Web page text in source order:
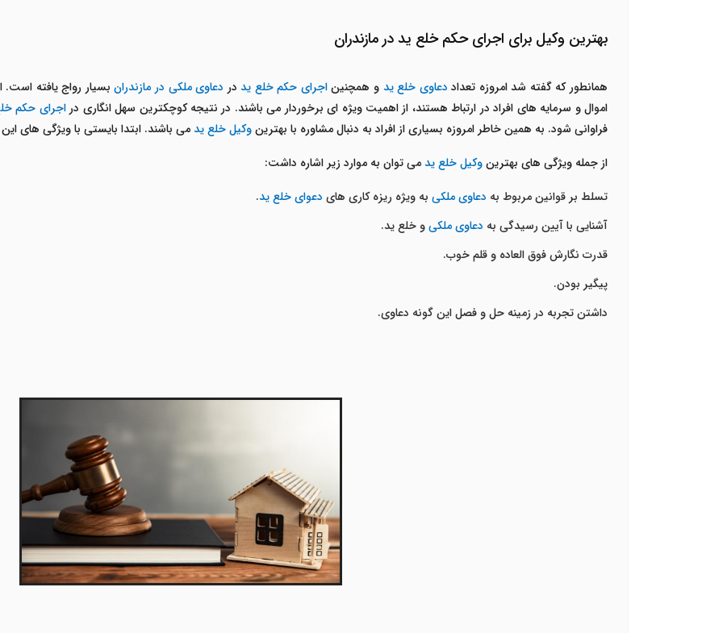
بهترین وکیل برای اجرای حکم خلع ید در مازندران
همانطور که گفته شد امروزه تعداد دعاوی خلع ید و همچنیناجرای حکم خلع یددر دعاوی ملکی در مازندرانبسیار رواج یافته است.
اموال و سرمایه های افراد در ارتباط هستند، از اهمیت ویژه ای برخوردار می باشند. در نتیجه کوچکترین سهل انگاری دراجرای حکم
فراوانی شود. به همین خاطر امروزه بسیاری از افراد به دنبال مشاوره با بهترینوکیل خلع یدمی باشند. ابتدا بایستی با ویژگی های
از جمله ویژگی های بهترینوکیل خلع یدمی توان به موارد زیر اشاره داشت:
تسلط بر قوانین مربوط به دعاوی ملکی به ویژه ریزه کاری های دعوای خلع ید.
آشنایی با آیین رسیدگی به دعاوی ملکیو خلع ید.
قدرت نگارش فوق العاده و قلم خوب.
پیگیر بودن.
داشتن تجربه در زمینه حل و فصل این گونه دعاوی.